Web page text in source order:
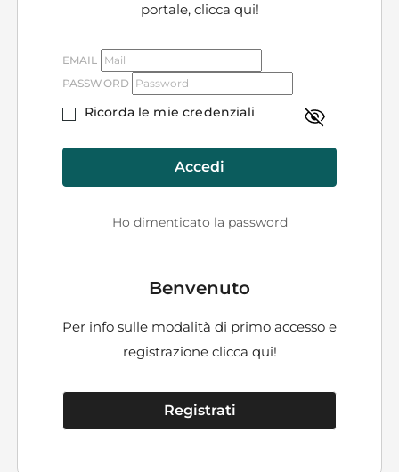
portale, clicca qui!
EMAIL
PASSWORD
Ricorda le mie credenziali
Accedi
Ho dimenticato la password
Benvenuto
Per info sulle modalità di primo accesso e
registrazione clicca qui!
Registrati